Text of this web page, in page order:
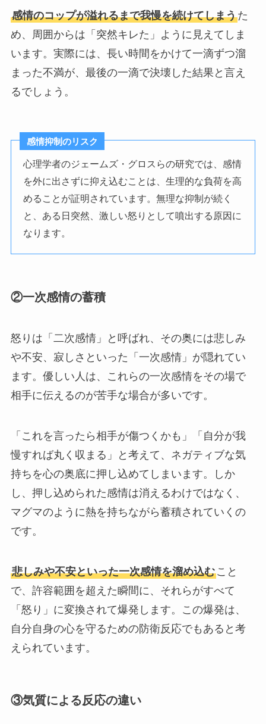
感情のコップが溢れるまで我慢を続けてしまうた
め、周囲からは「突然キレた」ように見えてしま
います。実際には、長い時間をかけて一滴ずつ溜
まった不満が、最後の一滴で決壊した結果と言え
るでしょう。
感情抑制のリスク
心理学者のジェームズ・グロスらの研究では、感情
を外に出さずに抑え込むことは、生理的な負荷を高
めることが証明されています。無理な抑制が続く
と、ある日突然、激しい怒りとして噴出する原因に
なります。
②一次感情の蓄積
怒りは「二次感情」と呼ばれ、その奥には悲しみ
や不安、寂しさといった「一次感情」が隠れてい
ます。優しい人は、これらの一次感情をその場で
相手に伝えるのが苦手な場合が多いです。
「これを言ったら相手が傷つくかも」「自分が我
慢すれば丸く収まる」と考えて、ネガティブな気
持ちを心の奥底に押し込めてしまいます。しか
し、押し込められた感情は消えるわけではなく、
マグマのように熱を持ちながら蓄積されていくの
です。
悲しみや不安といった一次感情を溜め込むこと
で、許容範囲を超えた瞬間に、それらがすべて
「怒り」に変換されて爆発します。この爆発は、
自分自身の心を守るための防衛反応でもあると考
えられています。
③気質による反応の違い